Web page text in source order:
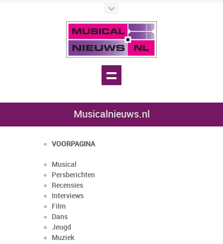
Musicalnieuws.nl
VOORPAGINA
Musical
Persberichten
Recensies
Interviews
Film
Dans
Jeugd
Muziek